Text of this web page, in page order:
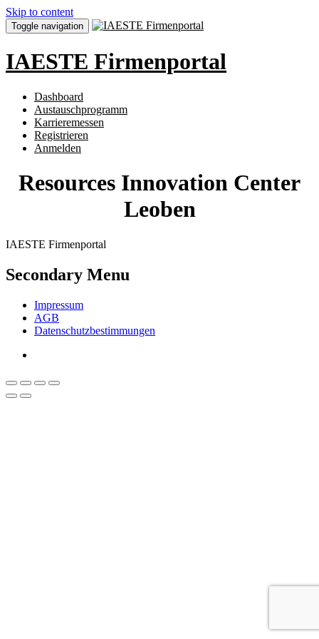
Skip to content
Toggle navigation
IAESTE Firmenportal
Dashboard
Austauschprogramm
Karrieremessen
Registrieren
Anmelden
Resources Innovation Center
Leoben
IAESTE Firmenportal
Secondary Menu
Impressum
AGB
Datenschutzbestimmungen